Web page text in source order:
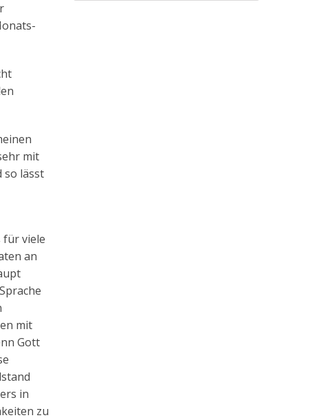
mit
so lässt
für viele
an
mit
Gott
in
zu